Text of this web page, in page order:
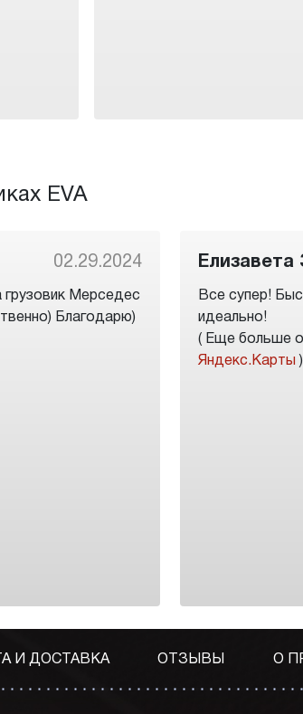
EVA
02.29.2024
грузовик Мерседес
Благодарю)
Елизавета
Все супер!
идеально!
( Еще больше
Яндекс.Карты
)
И ДОСТАВКА ОТЗЫВЫ О